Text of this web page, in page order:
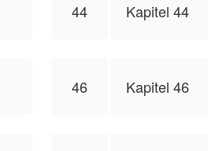
44 Kapitel 44
46 Kapitel 46